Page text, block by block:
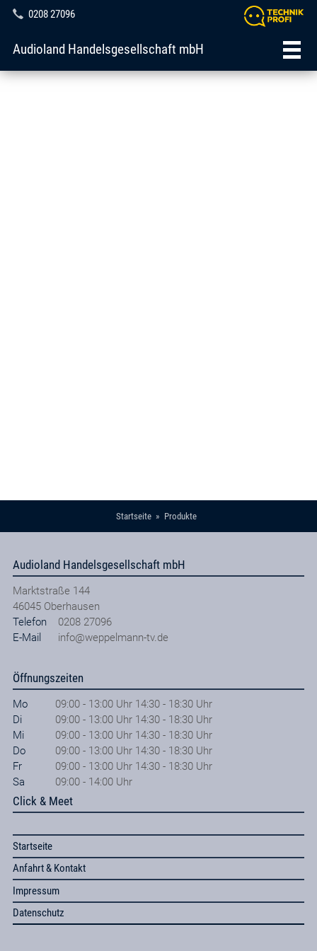
0208 27096
Audioland Handelsgesellschaft mbH
Startseite Produkte
Audioland Handelsgesellschaft mbH
Marktstraße 144
46045 Oberhausen
Telefon
0208 27096
E-Mail
info@weppelmann-tv.de
Öffnungszeiten
Mo
09:00 - 13:00 Uhr 14:30 - 18:30 Uhr
Di
09:00 - 13:00 Uhr 14:30 - 18:30 Uhr
Mi
09:00 - 13:00 Uhr 14:30 - 18:30 Uhr
Do
09:00 - 13:00 Uhr 14:30 - 18:30 Uhr
Fr
09:00 - 13:00 Uhr 14:30 - 18:30 Uhr
Sa
09:00 - 14:00 Uhr
Click & Meet
Startseite
Anfahrt & Kontakt
Impressum
Datenschutz